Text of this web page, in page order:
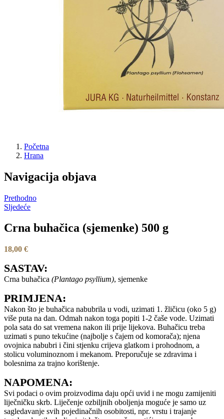
Početna
Hrana
Navigacija objava
Prethodno
Sljedeće
Crna buhačica (sjemenke) 500 g
18,00 €
SASTAV:
Crna buhačica (Plantago psyllium), sjemenke
PRIMJENA:
Nakon što je buhačica nabubrila u vodi, uzimati 1. žličicu (oko 5 g)
više puta na dan. Odmah nakon toga popiti 1-2 čaše vode. Uzimati
pola sata do sat vremena nakon ili prije lijekova. Buhačicu treba
uzimati s puno tekućine (najbolje s čajem od komorača); njena
ovojnica nabubri i čini stjenku crijeva glatkom i prohodnom, a
stolicu voluminoznom i mekanom. Preporučuje se zdravima i
bolesnima za trajno korištenje.
NAPOMENA:
Svi podaci o ovim proizvodima daju opći uvid i ne mogu zamijeniti
liječničku skrb. Liječenje ozbiljnih oboljenja moguće je samo uz
sagledavanje svih pojedinačnih osobitosti, npr. vrstu i trajanje